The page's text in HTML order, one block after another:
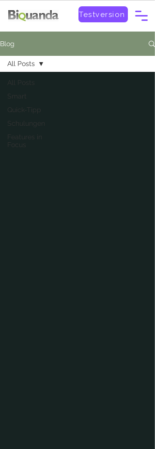
Testversion
Blog
All Posts
Smart
Quick-Tipp
Schulungen
Features in
Focus
All Posts